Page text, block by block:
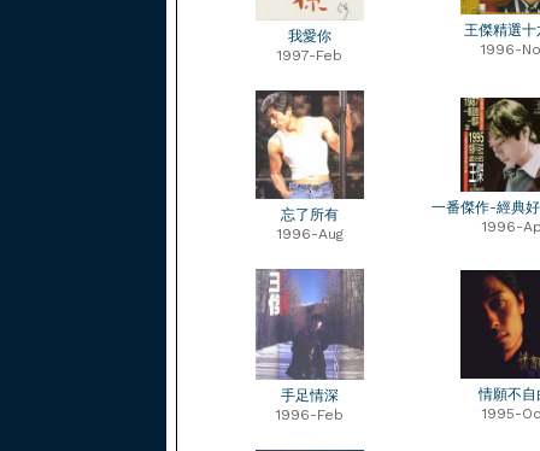
我愛你
1997-Feb
王傑精選十
1996-
忘了所有
1996-Aug
一番傑作-經典
1996-
手足情深
1996-Feb
情願不自
1995-